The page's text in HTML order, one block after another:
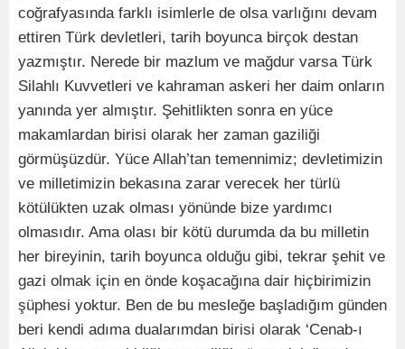
coğrafyasında farklı isimlerle de olsa varlığını devam
ettiren Türk devletleri, tarih boyunca birçok destan
yazmıştır. Nerede bir mazlum ve mağdur varsa Türk
Silahlı Kuvvetleri ve kahraman askeri her daim onların
yanında yer almıştır. Şehitlikten sonra en yüce
makamlardan birisi olarak her zaman gaziliği
görmüşüzdür. Yüce Allah’tan temennimiz; devletimizin
ve milletimizin bekasına zarar verecek her türlü
kötülükten uzak olması yönünde bize yardımcı
olmasıdır. Ama olası bir kötü durumda da bu milletin
her bireyinin, tarih boyunca olduğu gibi, tekrar şehit ve
gazi olmak için en önde koşacağına dair hiçbirimizin
şüphesi yoktur. Ben de bu mesleğe başladığım günden
beri kendi adıma dualarımdan birisi olarak ‘Cenab-ı